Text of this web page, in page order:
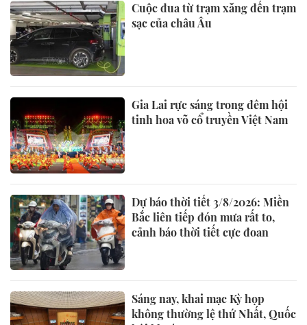
Cuộc đua từ trạm xăng đến trạm
sạc của châu Âu
Gia Lai rực sáng trong đêm hội
tinh hoa võ cổ truyền Việt Nam
Dự báo thời tiết 3/8/2026: Miền
Bắc liên tiếp đón mưa rất to,
cảnh báo thời tiết cực đoan
Sáng nay, khai mạc Kỳ họp
không thường lệ thứ Nhất, Quốc